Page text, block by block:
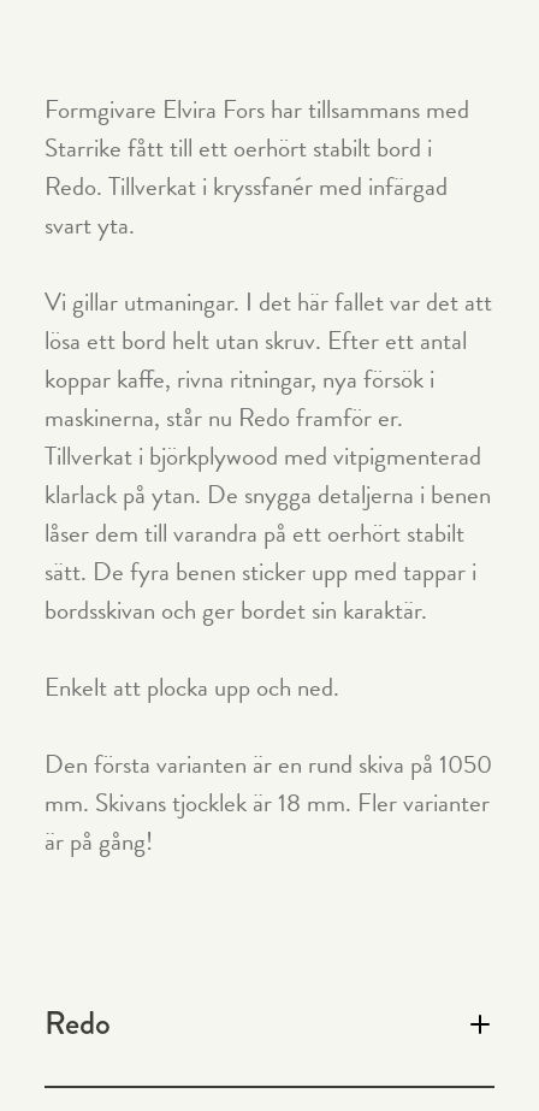
Formgivare Elvira Fors har tillsammans med
Starrike fått till ett oerhört stabilt bord i
Redo. Tillverkat i kryssfanér med infärgad
svart yta.
Vi gillar utmaningar. I det här fallet var det att
lösa ett bord helt utan skruv. Efter ett antal
koppar kaffe, rivna ritningar, nya försök i
maskinerna, står nu Redo framför er.
Tillverkat i björkplywood med vitpigmenterad
klarlack på ytan. De snygga detaljerna i benen
låser dem till varandra på ett oerhört stabilt
sätt. De fyra benen sticker upp med tappar i
bordsskivan och ger bordet sin karaktär.
Enkelt att plocka upp och ned.
Den första varianten är en rund skiva på 1050
mm. Skivans tjocklek är 18 mm. Fler varianter
är på gång!
Redo